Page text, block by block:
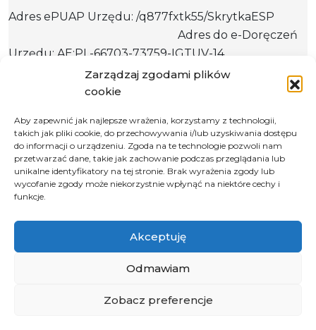
Zarządzaj zgodami plików
cookie
Aby zapewnić jak najlepsze wrażenia, korzystamy z technologii,
takich jak pliki cookie, do przechowywania i/lub uzyskiwania dostępu
do informacji o urządzeniu. Zgoda na te technologie pozwoli nam
przetwarzać dane, takie jak zachowanie podczas przeglądania lub
unikalne identyfikatory na tej stronie. Brak wyrażenia zgody lub
wycofanie zgody może niekorzystnie wpłynąć na niektóre cechy i
funkcje.
Akceptuję
Odmawiam
Zobacz preferencje
Adres ePUAP Urzędu: /q877fxtk55/SkrytkaESP
Adres do e-Doręczeń
Urzędu: AE:PL-66703-73759-IGTUV-14
Polityka prywatności
Klauzula informacyjna RODO
Deklaracja dostępności
Instrukcja obsługi BIP